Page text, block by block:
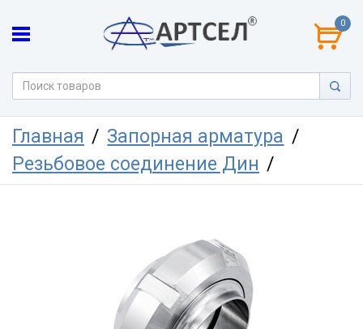
0
Главная
Запорная арматура
Резьбовое соединение Дин